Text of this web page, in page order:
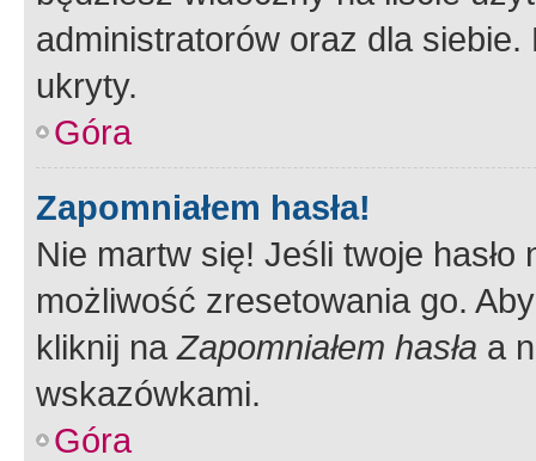
administratorów oraz dla
ukryty.
Góra
Zapomniałem hasła!
Nie martw się! Jeśli twoje
możliwość zresetowania go.
kliknij naZapomniałem hasła a
wskazówkami.
Góra